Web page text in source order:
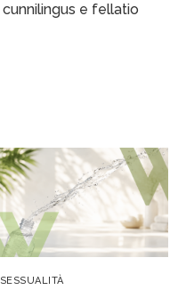
cunnilingus e fellatio
SESSUALITÀ